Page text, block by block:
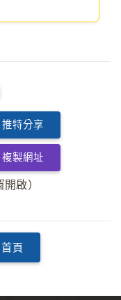
推特分享
複製網址
啟）
首頁